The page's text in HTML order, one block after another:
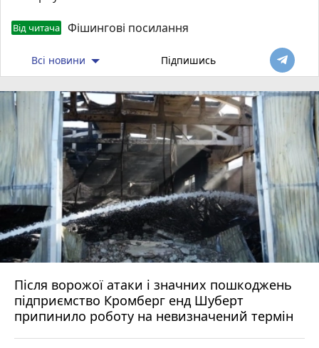
Від читача Фішингові посилання
Всі новини Підпишись
Після ворожої атаки і значних пошкоджень
підприємство Кромберг енд Шуберт
припинило роботу на невизначений термін